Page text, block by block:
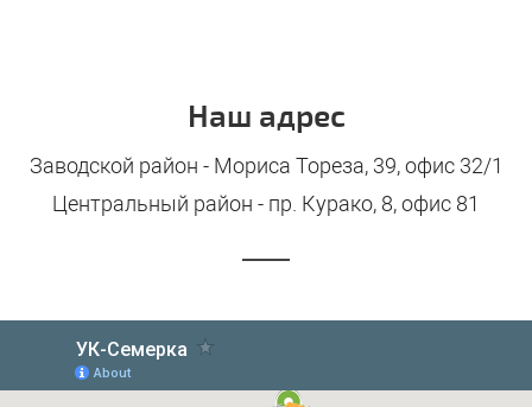
Наш адрес
Заводской район - Мориса Тореза, 39, офис 32/1
Центральный район - пр. Курако, 8, офис 81